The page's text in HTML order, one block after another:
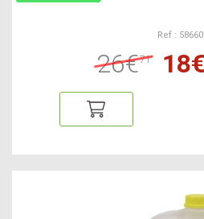
Ref : 58660
26€71 18€